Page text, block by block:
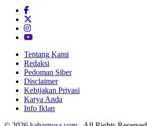
Tentang Kami
Redaksi
Pedoman Siber
Disclaimer
Kebijakan Privasi
Karya Anda
Info Iklan